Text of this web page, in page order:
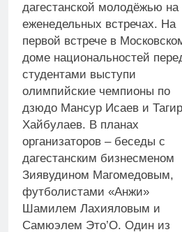
дагестанской молодёжью на
еженедельных встречах. На
первой встрече в
доме национальностей
студентами выступи
олимпийские чемпионы по
дзюдо Мансур Исаев и Тагир
Хайбулаев. В планах
организаторов – беседы с
дагестанским бизнесменом
Зиявудином Магомедовым,
футболистами «Анжи»
Шамилем Лахияловым и
Самюэлем Это’О. Один из